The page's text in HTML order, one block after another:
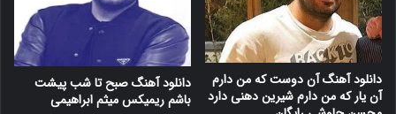
دانلود آهنگ آن دوست که من دارم
آن یار که من دارم شیرین دهنی دارد
دانلود آهنگ صبح تا شب پیشت
باشم ریمیکس میثم ابراهیمی